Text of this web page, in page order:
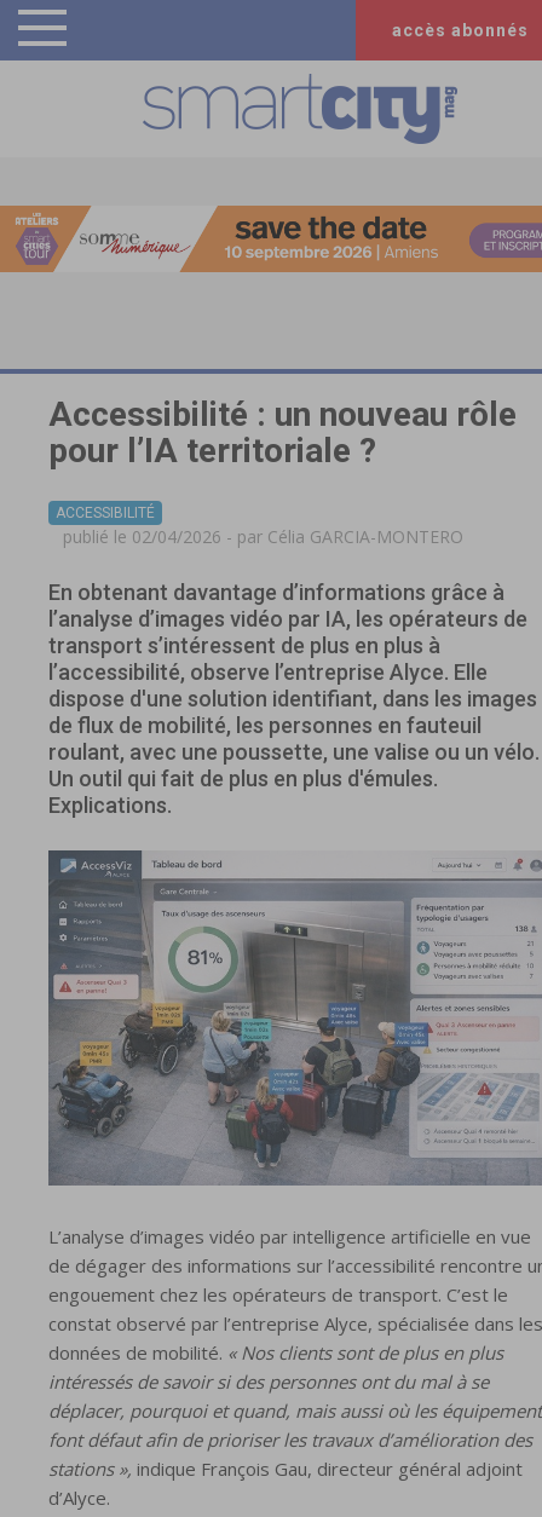
accès abonnés
Accessibilité : un nouveau rôle
pour l’IA territoriale ?
ACCESSIBILITÉ
publié le 02/04/2026 - par Célia GARCIA-MONTERO
En obtenant davantage d’informations grâce à
l’analyse d’images vidéo par IA, les opérateurs de
transport s’intéressent de plus en plus à
l’accessibilité, observe l’entreprise Alyce. Elle
dispose d'une solution identifiant, dans les images
de flux de mobilité, les personnes en fauteuil
roulant, avec une poussette, une valise ou un vélo.
Un outil qui fait de plus en plus d'émules.
Explications.
L’analyse d’images vidéo par intelligence artificielle en vue
de dégager des informations sur l’accessibilité rencontre
engouement chez les opérateurs de transport. C’est le
constat observé par l’entreprise Alyce, spécialisée dans les
données de mobilité. « Nos clients sont de plus en plus
intéressés de savoir si des personnes ont du mal à se
déplacer, pourquoi et quand, mais aussi où les
font défaut afin de prioriser les travaux d’amélioration des
stations », indique François Gau, directeur général adjoint
d’Alyce.